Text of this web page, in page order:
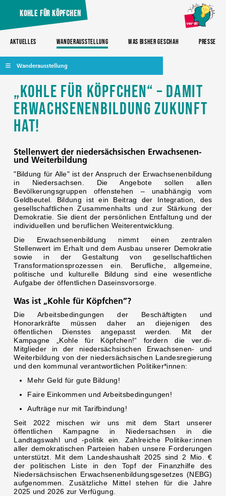
Kohle für Köpfchen
Aktuelles Wanderausstellung Was bisher geschah Presse
Wanderausstellung
„Kohle für Köpfchen“ – Damit
Erwachsenenbildung Zukunft
hat!
Stellenwert der niedersächsischen Erwachsenen-
und Weiterbildung
"Bildung für Alle" ist der Anspruch der Erwachsenenbildung
in Niedersachsen. Die Angebote sollen allen
Bevölkerungsgruppen offenstehen – unabhängig vom
Geldbeutel. Bildung ist ein Beitrag der Integration, des
gesellschaftlichen Zusammenhalts und zur Stärkung der
Demokratie. Sie dient der persönlichen Entfaltung und der
individuellen und beruflichen Weiterentwicklung.
Die Erwachsenenbildung nimmt einen zentralen
Stellenwert im Erhalt und dem Ausbau unserer Demokratie
sowie in der Gestaltung von gesellschaftlichen
Transformationsprozessen ein. Berufliche, allgemeine,
politische und kulturelle Bildung sind eine wesentliche
Aufgabe der öffentlichen Daseinsvorsorge.
Was ist „Kohle für Köpfchen“?
Die Arbeitsbedingungen der Beschäftigten und
Honorarkräfte müssen daher an diejenigen des
öffentlichen Dienstes angepasst werden. Mit der
Kampagne „Kohle für Köpfchen!“ fordern die ver.di-
Mitglieder in der niedersächsischen Erwachsenen- und
Weiterbildung von der niedersächsischen Landesregierung
und den kommunal verantwortlichen Politiker*innen:
Mehr Geld für gute Bildung!
Faire Einkommen und Arbeitsbedingungen!
Aufträge nur mit Tarifbindung!
Seit 2022 mischen wir uns mit dem Start unserer
öffentlichen Kampagne in Niedersachsen in die
Landtagswahl und -politik ein. Zahlreiche Politiker:innen
aller demokratischen Parteien haben unsere Forderungen
unterstützt. Mit dem Landeshaushalt 2025 sind 2 Mio. €
der politischen Liste in den Topf der Finanzhilfe des
Niedersächsischen Erwachsenenbildungsgesetzes (NEBG)
aufgenommen. Zusätzliche Mittel stehen für die Jahre
2025 und 2026 zur Verfügung.